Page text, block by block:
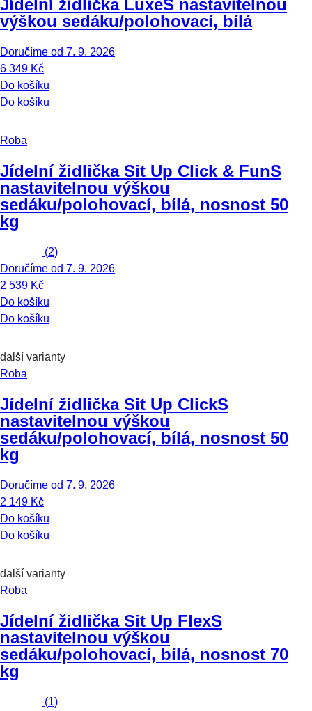
Jídelní židlička LuxeS nastavitelnou
výškou sedáku/polohovací, bílá
Doručíme od 7. 9. 2026
6 349 Kč
Do košíku
Do košíku
Roba
Jídelní židlička Sit Up Click & FunS
nastavitelnou výškou
sedáku/polohovací, bílá, nosnost 50
kg
(2)
Doručíme od 7. 9. 2026
2 539 Kč
Do košíku
Do košíku
další varianty
Roba
Jídelní židlička Sit Up ClickS
nastavitelnou výškou
sedáku/polohovací, bílá, nosnost 50
kg
Doručíme od 7. 9. 2026
2 149 Kč
Do košíku
Do košíku
další varianty
Roba
Jídelní židlička Sit Up FlexS
nastavitelnou výškou
sedáku/polohovací, bílá, nosnost 70
kg
(1)